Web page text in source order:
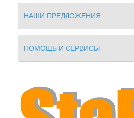
НАШИ ПРЕДЛОЖЕНИЯ
ПОМОЩЬ И СЕРВИСЫ